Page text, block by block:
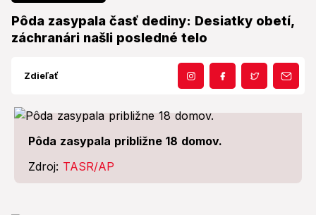
Pôda zasypala časť dediny: Desiatky obetí,
záchranári našli posledné telo
Zdieľať
Pôda zasypala približne 18 domov.
Zdroj: TASR/AP